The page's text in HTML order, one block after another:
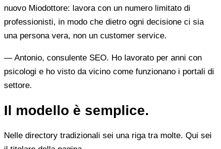
nuovo Miodottore: lavora con un numero limitato di
professionisti, in modo che dietro ogni decisione ci sia
una persona vera, non un customer service.
— Antonio, consulente SEO. Ho lavorato per anni con
psicologi e ho visto da vicino come funzionano i portali di
settore.
Il modello è semplice.
Nelle directory tradizionali sei una riga tra molte. Qui sei